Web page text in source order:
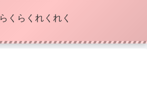
らくらくれくれく